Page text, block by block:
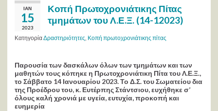
ΙΑΝ
15
2023
Κοπή Πρωτοχρονιάτικης Πίτας
τμημάτων του Λ.Ε.Ξ. (14-12023)
ΚατηγορίαΔραστηριότητες, Κοπή πρωτοχρονιάτικης πίτας
Παρουσία των δασκάλων όλων των τμημάτων και των
μαθητών τους κόπηκε η Πρωτοχρονιάτικη Πίτα του Λ.Ε.Ξ.,
το Σάββατο 14 Ιανουαρίου 2023. Το Δ.Σ. του Σωματείου δια
της Προέδρου του, κ. Ευτέρπης Στάντσιου, ευχήθηκε σ’
όλους καλή χρονιά με υγεία, ευτυχία, προκοπή και
ευημερία